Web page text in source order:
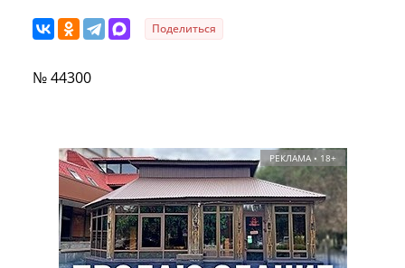
Поделиться
№ 44300
РЕКЛАМА • 18+